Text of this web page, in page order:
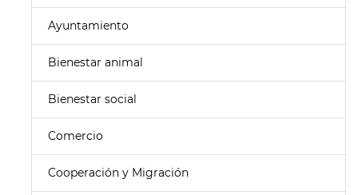
Ayuntamiento
Bienestar animal
Bienestar social
Comercio
Cooperación y Migración